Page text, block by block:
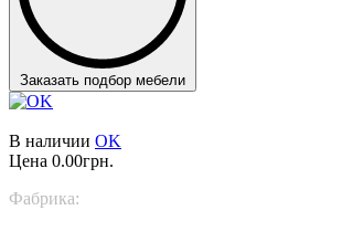
Заказать подбор мебели
В наличии OK
Цена 0.00грн.
Фабрика: